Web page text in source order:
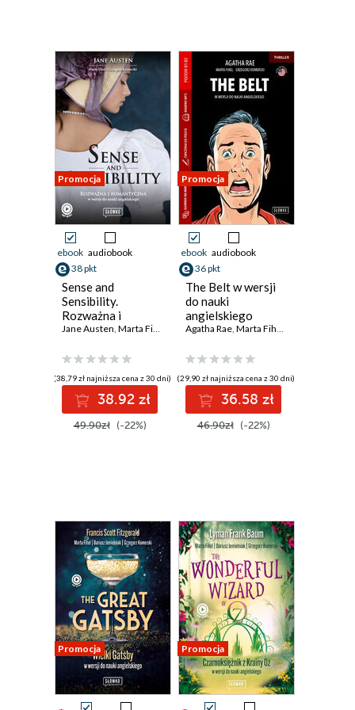
Promocja
ebook audiobook
38 pkt
Sense and
Sensibility.
Rozważna i
romantyczna w
angielskiego
Jane Austen, Marta Fihel Grzegorz Komerski
(38,79 zł najniższa cena z 30 dni)
38.92 zł
49.90zł (-22%)
Promocja
ebook audiobook
36 pkt
The Belt w wersji
do nauki
angielskiego
Agatha Rae, Marta Fihel
(29,90 zł najniższa cena z 30 dni)
36.58 zł
46.90zł (-22%)
Promocja Promocja